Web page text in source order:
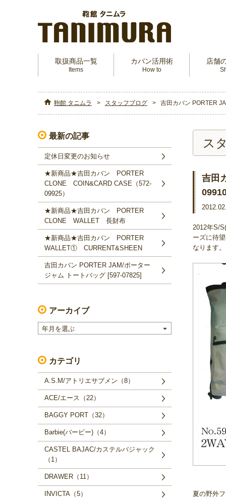
取扱商品一覧
Items
カバン活用術
How to
店舗
鞄館 タニムラ スタッフブログ 吉田カバン PORTER
最新の記事
定休日変更のお知らせ
★新商品★吉田カバン PORTER
CLONE COIN&CARD CASE（572‐
09925）
★新商品★吉田カバン PORTER
CLONE WALLET 長財布
★新商品★吉田カバン PORTER
WALLET① CURRENT&SHEEN
吉田カバン PORTER JAM/ポーター
ジャム トートバッグ [597-07825]
アーカイブ
年月を選ぶ
カテゴリ
A.S.M/アトリエサブメン（8）
ACE/エース（22）
BAGGY PORT（32）
Barbie(バービー)（4）
CASTEL BAJAC/カステルバジャック
（1）
DRAWER（11）
INVICTA（5）
ス
吉田
2012年S/
ーズに待
なります。
夏の野外